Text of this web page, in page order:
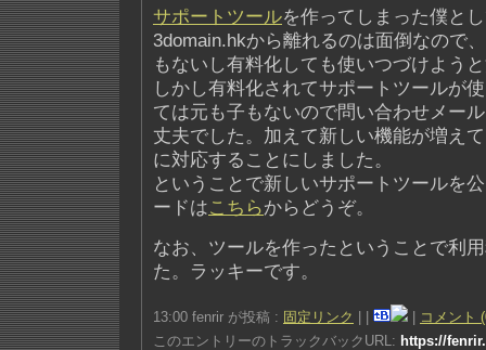
サポートツールを作ってしまった僕と
3domain.hkから離れるのは面倒なので
もないし有料化しても使いつづけよう
しかし有料化されてサポートツールが
ては元も子もないので問い合わせメー
丈夫でした。加えて新しい機能が増え
に対応することにしました。
ということで新しいサポートツールを
ードはこちらからどうぞ。
なお、ツールを作ったということで利
た。ラッキーです。
13:00 fenrir が投稿 : 固定リンク
コメント
このエントリーのトラックバックURL: https://